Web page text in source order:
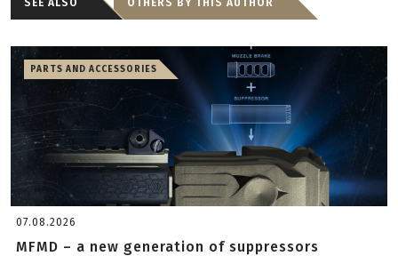
SEE ALSO OTHERS BY THIS AUTHOR
PARTS AND ACCESSORIES
07.08.2026
MFMD – a new generation of suppressors